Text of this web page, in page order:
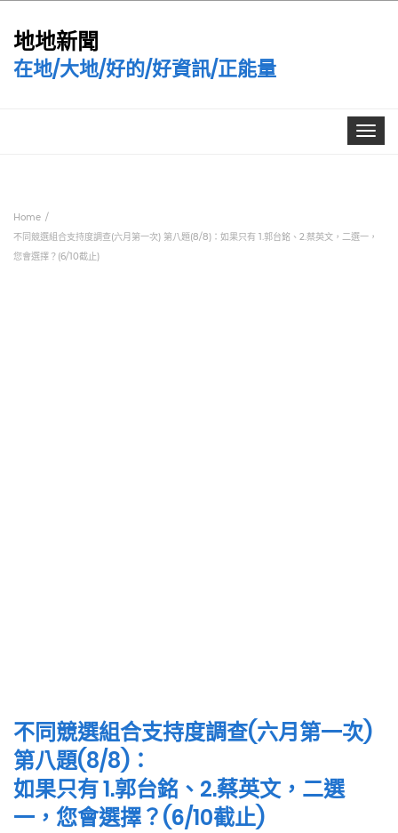
地地新聞
在地/大地/好的/好資訊/正能量
Toggle
Home
不同競選組合支持度調查(六月第一次) 第八題(8/8)：如果只有 1.郭台銘、2.蔡英文，二選一，
您會選擇？(6/10截止)
不同競選組合支持度調查(六月第一次)
第八題(8/8)：
如果只有 1.郭台銘、2.蔡英文，二選
一，您會選擇？(6/10截止)